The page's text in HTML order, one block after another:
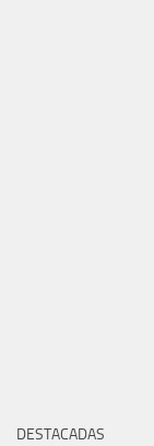
DESTACADAS